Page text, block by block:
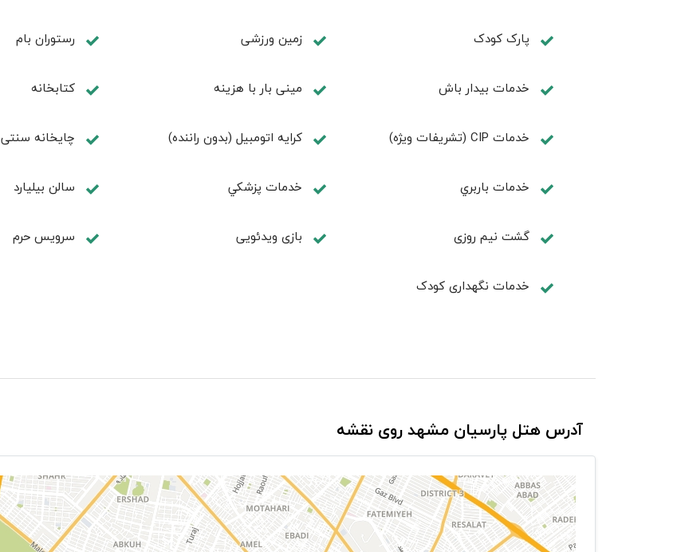
پارک کودک زمین ورزشی رستوران بام
خدمات بیدار باش مینی بار با هزینه كتابخانه
خدمات CIP (تشریفات ویژه) کرایه اتومبیل (بدون راننده) چايخانه سنتی
خدمات باربري خدمات پزشكي سالن بيليارد
گشت نیم روزی بازی ویدئویی سرویس حرم
خدمات نگهداری کودک
آدرس هتل پارسیان مشهد روی نقشه